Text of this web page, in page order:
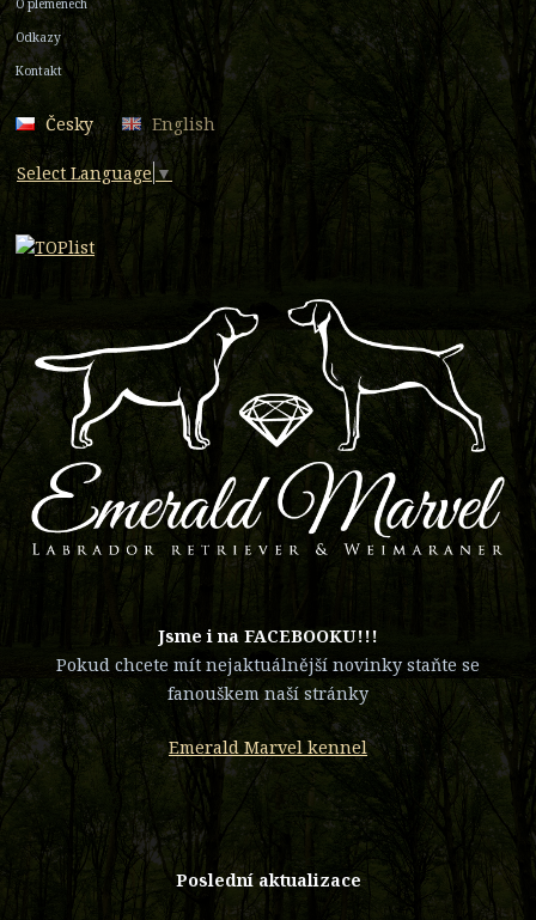
O plemenech
Odkazy
Kontakt
Česky English
Select Language ▼
​Jsme i na FACEBOOKU!!!
Pokud chcete mít nejaktuálnější novinky staňte se
fanouškem naší stránky
Emerald Marvel kennel
Poslední aktualizace